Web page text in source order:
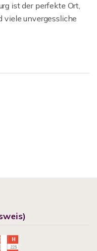
ist der perfekte Ort,
viele unvergessliche